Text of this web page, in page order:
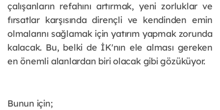
çalışanların refahını artırmak, yeni zorluklar ve
fırsatlar karşısında dirençli ve kendinden emin
olmalarını sağlamak için yatırım yapmak zorunda
kalacak. Bu, belki de İK'nın ele alması gereken
en önemli alanlardan biri olacak gibi gözüküyor.
Bunun için;